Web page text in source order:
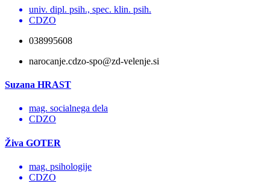
univ. dipl. psih., spec. klin. psih.
CDZO
038995608
narocanje.cdzo-spo@zd-velenje.si
Suzana HRAST
mag. socialnega dela
CDZO
Živa GOTER
mag. psihologije
CDZO